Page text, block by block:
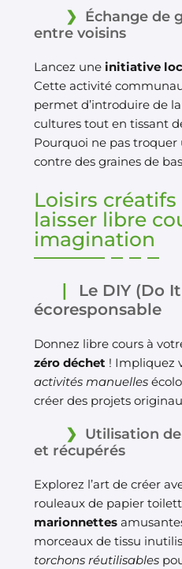
Échange de
entre voisins
Lancez une initiative
Cette activité
permet d’introduire de
cultures tout en tissant
Pourquoi ne pas
contre des graines de
Loisirs
laisser libre
imagination
Le DIY (Do
écoresponsable
Donnez libre cours à
zéro déchet ! Impliquez
activités manuelles
créer des projets
Utilisation
et récupérés
Explorez l’art de créer
rouleaux de papier
marionnettes
morceaux de tissu
torchons réutilisables